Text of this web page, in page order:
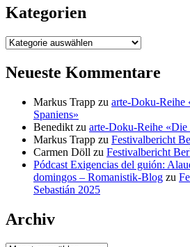
Kategorien
Kategorien
Neueste Kommentare
Markus Trapp zu arte-Doku-Reihe
Spaniens»
Benedikt zu arte-Doku-Reihe «Die
Markus Trapp zu Festivalbericht
Carmen Döll zu Festivalbericht
Pódcast Exigencias del guión:
domingos – Romanistik-Blog zu
Sebastián 2025
Archiv